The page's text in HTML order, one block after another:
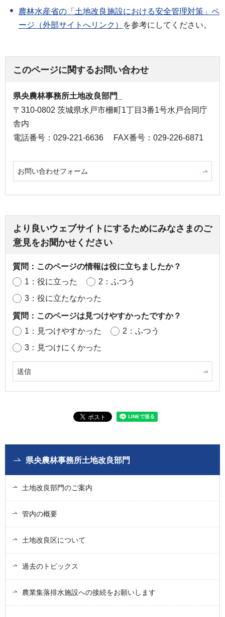
農林水産省の「土地改良施設における安全管理対策」ペ
ージ（外部サイトへリンク）
を参考にしてください。
このページに関するお問い合わせ
県央農林事務所土地改良部門_
〒310-0802 茨城県水戸市柵町1丁目3番1号水戸合同庁
舎内
電話番号：029-221-6636
FAX番号：029-226-6871
お問い合わせフォーム
より良いウェブサイトにするためにみなさまのご
意見をお聞かせください
質問：このページの情報は役に立ちましたか？
1：役に立った
2：ふつう
3：役に立たなかった
質問：このページは見つけやすかったですか？
1：見つけやすかった
2：ふつう
3：見つけにくかった
県央農林事務所土地改良部門
土地改良部門のご案内
管内の概要
土地改良区について
過去のトピックス
農業集落排水施設への接続をお願いします